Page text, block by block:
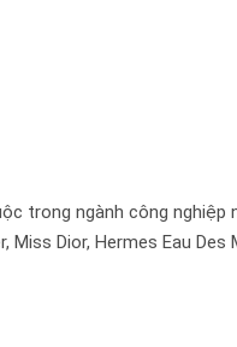
trong ngành công
Dior, Hermes Eau